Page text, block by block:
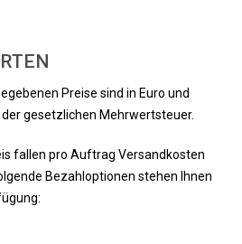
Preise sind in Euro und
gesetzlichen Mehrwertsteuer.
fallen pro Auftrag Versandkosten
Bezahloptionen stehen Ihnen